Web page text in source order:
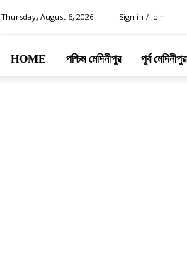
Thursday, August 6, 2026 Sign in / Join
HOME পশ্চিম মেদিনীপুর পূর্ব মেদিনীপুর